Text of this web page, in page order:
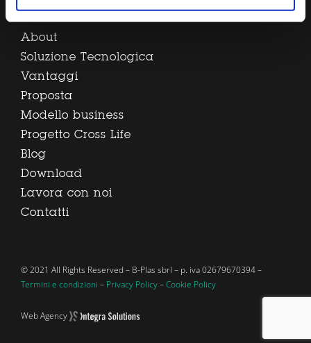
About
Soluzione Tecnologica
Vantaggi
Proposta
Modello business
Progetto Cross Life
Blog
Download
Lavora con noi
Contatti
© 2021 All Rights Reserved – B-Plas sbrl – p. iva 02679670394 –
Termini e condizioni – Privacy Policy–Cookie Policy
Web Agency